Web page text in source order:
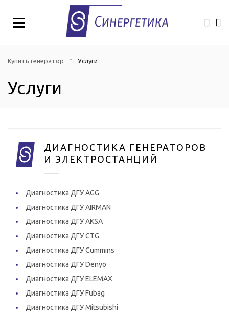
Купить генератор Услуги
Услуги
ДИАГНОСТИКА ГЕНЕРАТОРОВ
И ЭЛЕКТРОСТАНЦИЙ
Диагностика ДГУ AGG
Диагностика ДГУ AIRMAN
Диагностика ДГУ AKSA
Диагностика ДГУ CTG
Диагностика ДГУ Cummins
Диагностика ДГУ Denyo
Диагностика ДГУ ELEMAX
Диагностика ДГУ Fubag
Диагностика ДГУ Mitsubishi